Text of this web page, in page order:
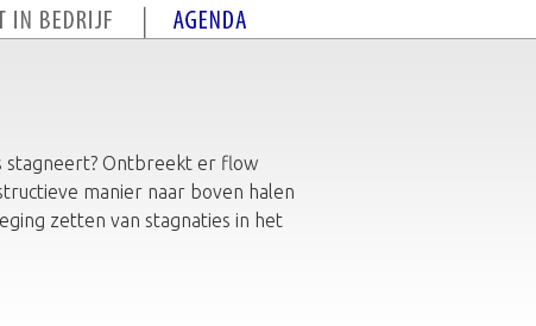
stagneert? Ontbreekt er flow
manier naar boven halen
zetten van stagnaties in het